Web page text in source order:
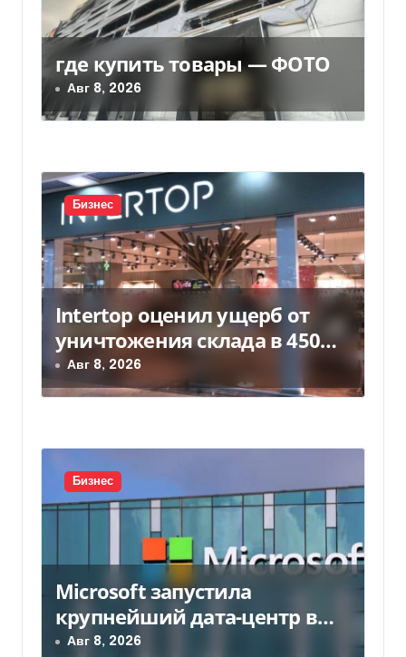
о
з
а
и
с
я
м
где купить товары — ФОТО
Авг 8, 2026
Бизнес
Intertop оценил ущерб от
уничтожения склада в 450
млн грн
Авг 8, 2026
Бизнес
Microsoft запустила
крупнейший дата-центр в
Индии за $20,5 миллиарда
Авг 8, 2026